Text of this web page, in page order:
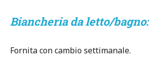
Biancheria da letto/bagno:
Fornita con cambio settimanale.